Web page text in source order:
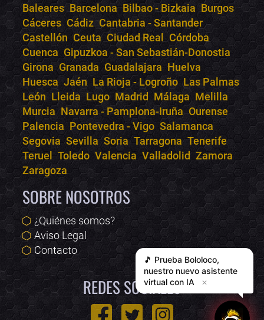
Baleares Barcelona Bilbao - Bizkaia Burgos
Cáceres Cádiz Cantabria - Santander
Castellón Ceuta Ciudad Real Córdoba
Cuenca Gipuzkoa - San Sebastián-Donostia
Girona Granada Guadalajara Huelva
Huesca Jaén La Rioja - Logroño Las Palmas
León Lleida Lugo Madrid Málaga Melilla
Murcia Navarra - Pamplona-Iruña Ourense
Palencia Pontevedra - Vigo Salamanca
Segovia Sevilla Soria Tarragona Tenerife
Teruel Toledo Valencia Valladolid Zamora
Zaragoza
SOBRE NOSOTROS
¿Quiénes somos?
Aviso Legal
Contacto
REDES SOCIALES
🎵 Prueba Bololoco,
nuestro nuevo asistente
virtual con IA
✕
Bololoco · conciertos.club
Online · Te ayudo a encontrar conciertos